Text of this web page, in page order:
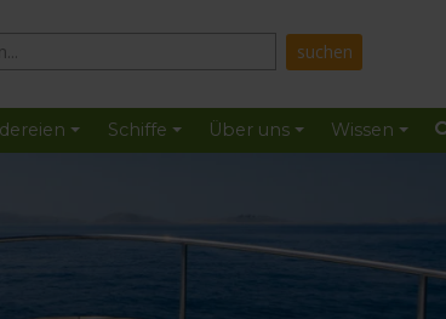
Schiffe Über uns Wissen